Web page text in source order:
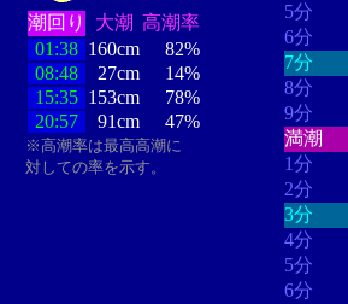
潮回り 大潮 高潮率
01:38 160cm
82%
08:48
27cm
14%
15:35 153cm
78%
20:57
91cm 47%
※高潮率は最高高潮に
対しての率を示す。
5分
6分
7分
8分
9分
満潮
1分
2分
3分
4分
5分
6分